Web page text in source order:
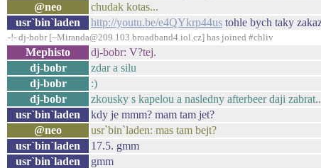
@neo
chudak kotas...
usr`bin`laden
http://youtu.be/e4QYkrp44us tohle bych taky
-!- dj-bobr [~Miranda@209.103.broadband4.iol.cz] has joined #chliv
Mephisto dj-bobr: V?tej.
dj-bobr
zdar a silu
dj-bobr
:)
dj-bobr
zkousky s kapelou a nasledny afterbeer daji zabrat..
usr`bin`laden
kdy je mmm? mam tam jet?
@neo
usr`bin`laden: mas tam bejt?
usr`bin`laden
17.5. gmm
usr`bin`laden
gmm